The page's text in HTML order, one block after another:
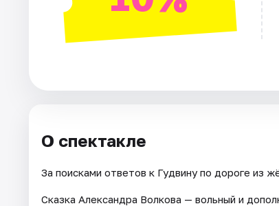
О спектакле
За поисками ответов к Гудвину по дороге из
Сказка Александра Волкова — вольный и